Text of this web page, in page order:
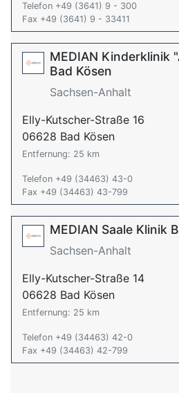
Telefon +49 (3641) 9 - 300
Fax +49 (3641) 9 - 33411
MEDIAN Kinderklinik
Bad Kösen
Sachsen-Anhalt
Elly-Kutscher-Straße 16
06628 Bad Kösen
Entfernung: 25 km
Telefon +49 (34463) 43-0
Fax +49 (34463) 43-799
MEDIAN Saale Klinik
Sachsen-Anhalt
Elly-Kutscher-Straße 14
06628 Bad Kösen
Entfernung: 25 km
Telefon +49 (34463) 42-0
Fax +49 (34463) 42-799